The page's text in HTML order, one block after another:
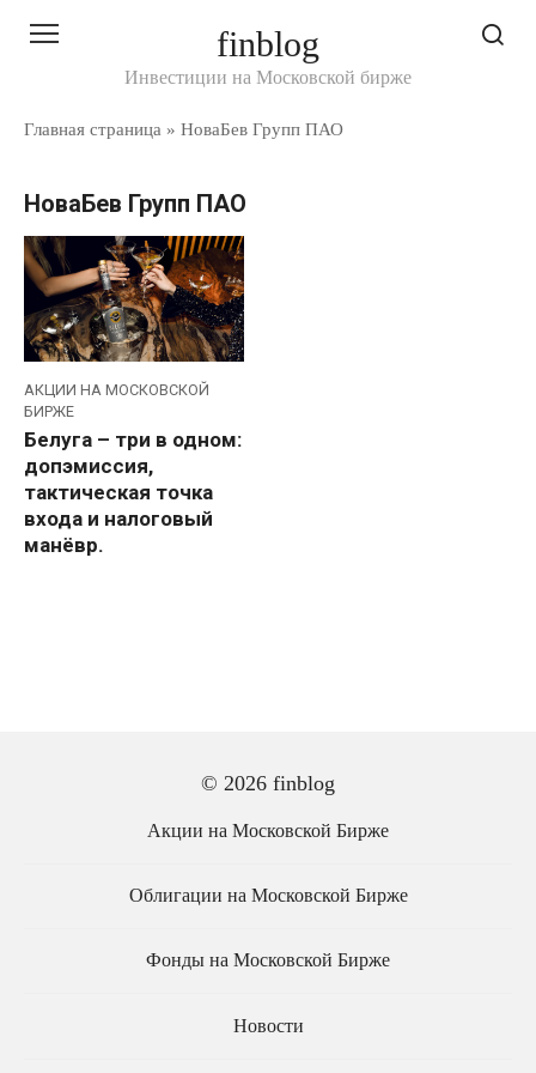
finblog
Инвестиции на Московской бирже
Главная страница » НоваБев Групп ПАО
НоваБев Групп ПАО
АКЦИИ НА МОСКОВСКОЙ
БИРЖЕ
Белуга – три в одном:
допэмиссия,
тактическая точка
входа и налоговый
манёвр.
© 2026 finblog
Акции на Московской Бирже
Облигации на Московской Бирже
Фонды на Московской Бирже
Новости